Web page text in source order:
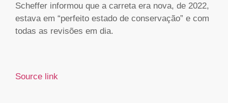
Scheffer informou que a carreta era nova, de 2022,
estava em “perfeito estado de conservação” e com
todas as revisões em dia.
Source link